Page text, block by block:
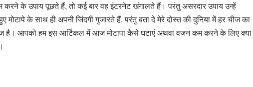
करने के उपाय पूछते हैं, तो कई बार वह इंटरनेट खंगालते हैं। परंतु असरदार उपाय उन्हें
मोटापे के साथ ही अपनी जिंदगी गुजारते हैं, परंतु बता दे मेरे दोस्त की दुनिया में हर चीज का
है। आपको हम इस आर्टिकल में आज मोटापा कैसे घटाएं अथवा वजन कम करने के लिए क्या